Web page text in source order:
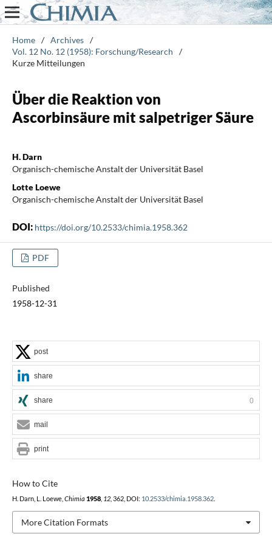
Home / Archives /
Vol. 12 No. 12 (1958): Forschung/Research
/
Kurze Mitteilungen
Über die Reaktion von
Ascorbinsäure mit salpetriger Säure
H. Darn
Organisch-chemische Anstalt der Universität Basel
Lotte Loewe
Organisch-chemische Anstalt der Universität Basel
DOI: https://doi.org/10.2533/chimia.1958.362
PDF
Published
1958-12-31
How to Cite
H. Darn, L. Loewe, Chimia 1958, 12, 362, DOI: 10.2533/chimia.1958.362.
More Citation Formats
post
share
share 0
mail
print